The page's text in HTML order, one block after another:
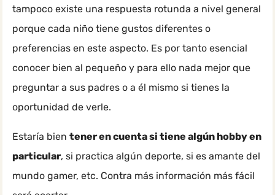
tampoco existe una respuesta rotunda a nivel general
porque cada niño tiene gustos diferentes o
preferencias en este aspecto. Es por tanto esencial
conocer bien al pequeño y para ello nada mejor que
preguntar a sus padres o a él mismo si tienes la
oportunidad de verle.
Estaría bien tener en cuenta si tiene algún hobby en
particular, si practica algún deporte, si es amante del
mundo gamer, etc. Contra más información más fácil